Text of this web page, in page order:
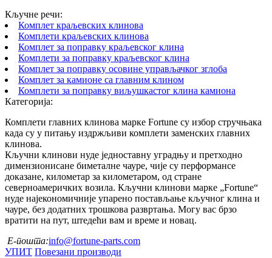
Кључне речи:
Комплет краљевских клинова
Комплети краљевских клинова
Комплет за поправку краљевског клина
Комплети за поправку краљевског клина
Комплет за поправку осовине управљачког зглоба
Комплет за камионе са главним клином
Комплети за поправку виљушкастог клина камиона
Категорија:
Комплети главних клинова марке Fortune су избор стручњака
када су у питању издржљиви комплети заменских главних
клинова.
Кључни клинови нуде једноставну уградњу и претходно
димензионисане биметалне чауре, чије су перформансе
доказане, километар за километаром, од стране
северноамеричких возила. Кључни клинови марке „Fortune“
нуде најекономичније упарено постављање кључног клина и
чауре, без додатних трошкова развртања. Могу вас брзо
вратити на пут, штедећи вам и време и новац.
Е-пошта:info@fortune-parts.com
УПИТ Повезани производи